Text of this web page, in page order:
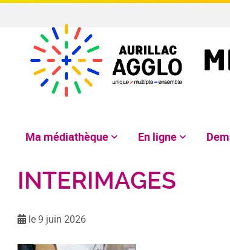
Ma médiathèque En ligne
INTERIMAGES
le 9 juin 2026